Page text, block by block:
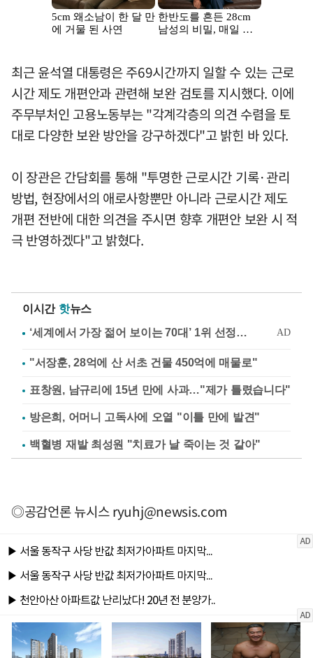
최근 윤석열 대통령은 주69시간까지 일할 수 있는 근로
시간 제도 개편안과 관련해 보완 검토를 지시했다. 이에
주무부처인 고용노동부는 "각계각층의 의견 수렴을 토
대로 다양한 보완 방안을 강구하겠다"고 밝힌 바 있다.
이 장관은 간담회를 통해 "투명한 근로시간 기록·관리
방법, 현장에서의 애로사항뿐만 아니라 근로시간 제도
개편 전반에 대한 의견을 주시면 향후 개편안 보완 시 적
극 반영하겠다"고 밝혔다.
이시간 핫뉴스
"서장훈, 28억에 산 서초 건물 450억에 매물로"
표창원, 남규리에 15년 만에 사과…"제가 틀렸습니다"
방은희, 어머니 고독사에 오열 "이틀 만에 발견"
백혈병 재발 최성원 "치료가 날 죽이는 것 같아"
◎공감언론 뉴시스ryuhj@newsis.com